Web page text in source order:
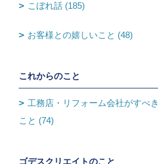
こぼれ話 (185)
お客様との嬉しいこと (48)
これからのこと
工務店・リフォーム会社がすべき
こと (74)
ゴデスクリエイトのこと